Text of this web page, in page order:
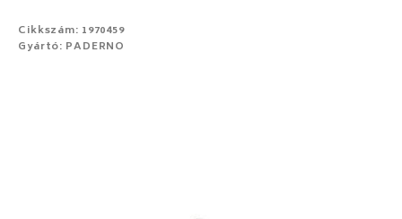
Cikkszám: 1970459
Gyártó: PADERNO